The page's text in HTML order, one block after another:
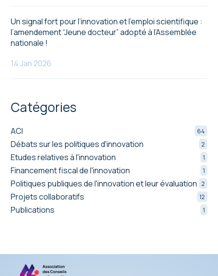
Un signal fort pour l’innovation et l’emploi scientifique :
l’amendement “Jeune docteur” adopté à l’Assemblée
nationale !
14 Jan 2026
Catégories
ACI 64
Débats sur les politiques d'innovation 2
Etudes relatives à l'innovation 1
Financement fiscal de l'innovation 1
Politiques publiques de l'innovation et leur évaluation 2
Projets collaboratifs 12
Publications 1